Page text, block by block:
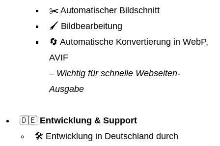
✂️ Automatischer Bildschnitt
🖌️ Bildbearbeitung
🔄 Automatische Konvertierung in WebP,
AVIF
– Wichtig für schnelle Webseiten-
Ausgabe
🇩🇪 Entwicklung & Support
🛠️ Entwicklung in Deutschland durch